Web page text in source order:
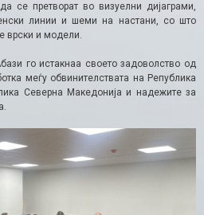
се претворат во визуелни дијаграми,
линии и шеми на настани, со што
врски и модели.
го истакнаа своето задоволство од
меѓу обвинителствата на Република
Северна Македонија и надежите за